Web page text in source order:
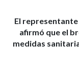
El representante
afirmó que el
medidas